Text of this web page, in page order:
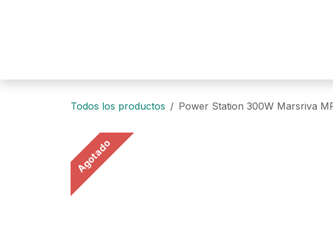
Todos los productos Power Station 300W Marsriva
Agotado